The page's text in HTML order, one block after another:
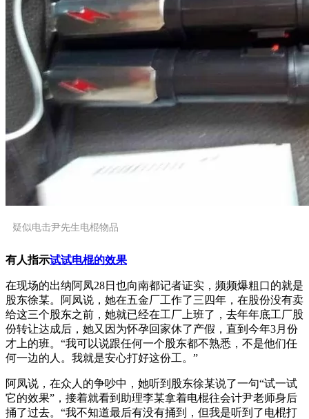
疑似电击尹先生电棍物品
有人指示试试电棍的效果
在现场的出纳阿凤28日也向南都记者证实，频频爆粗口的就是
股东徐某。阿凤说，她在五金厂工作了三四年，在股份没有卖
给这三个股东之前，她就已经在工厂上班了，去年年底工厂股
份转让达成后，她又因为怀孕回家休了产假，直到今年3月份
才上的班。“我可以说跟任何一个股东都不熟悉，不是他们任
何一边的人。我就是安心打好这份工。”
阿凤说，在众人的争吵中，她听到股东徐某说了一句“试一试
它的效果”，接着就看到助理李某拿着电棍往会计尹老师身后
捅了过去。“我不知道最后有没有捅到，但我是听到了电棍打